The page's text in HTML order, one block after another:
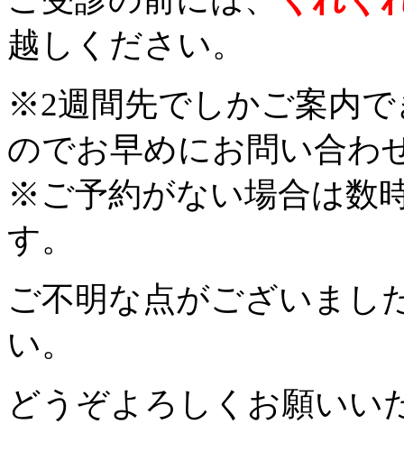
越しください。
※2週間先でしかご案内
のでお早めにお問い合わ
※ご予約がない場合は数
す。
ご不明な点がございまし
い。
どうぞよろしくお願いい